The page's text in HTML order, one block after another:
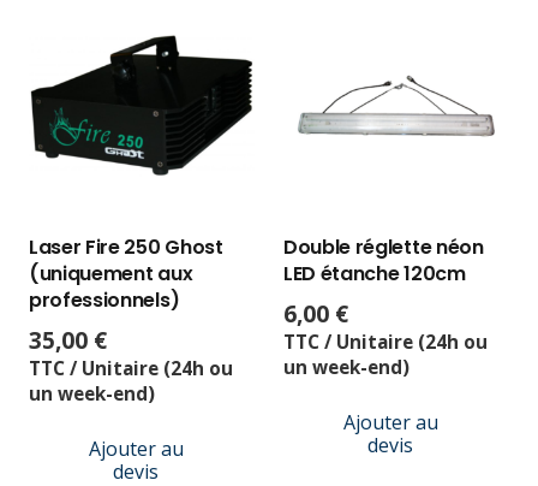
Laser Fire 250 Ghost
(uniquement aux
professionnels)
35,00 €
TTC / Unitaire (24h ou
un week-end)
Ajouter au
devis
Double réglette néon
LED étanche 120cm
6,00 €
TTC / Unitaire (24h ou
un week-end)
Ajouter au
devis